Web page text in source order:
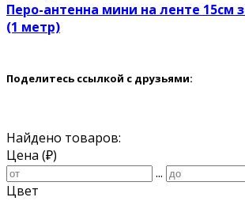
Перо-антенна мини на ленте 15см
(1 метр)
Поделитесь ссылкой с друзьями:
Найдено товаров:
Цена (₽)
...
Цвет